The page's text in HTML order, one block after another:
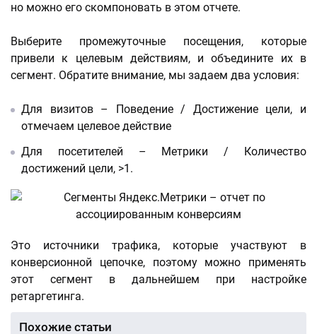
но можно его скомпоновать в этом отчете.
Выберите промежуточные посещения, которые
привели к целевым действиям, и объедините их в
сегмент. Обратите внимание, мы задаем два условия:
Для визитов – Поведение / Достижение цели, и
отмечаем целевое действие
Для посетителей – Метрики / Количество
достижений цели, >1.
Это источники трафика, которые участвуют в
конверсионной цепочке, поэтому можно применять
этот сегмент в дальнейшем при настройке
ретаргетинга.
Похожие статьи